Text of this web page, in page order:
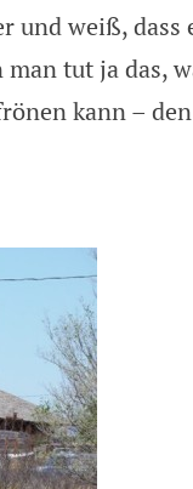
und weiß, dass
tut ja das,
kann –